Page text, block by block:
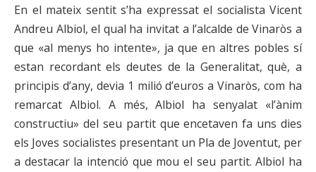
En el mateix sentit s’ha expressat el socialista Vicent
Andreu Albiol, el qual ha invitat a l’alcalde de Vinaròs a
que «al menys ho intente», ja que en altres pobles sí
estan recordant els deutes de la Generalitat, què, a
principis d’any, devia 1 milió d’euros a Vinaròs, com ha
remarcat Albiol. A més, Albiol ha senyalat «l’ànim
constructiu» del seu partit que encetaven fa uns dies
els Joves socialistes presentant un Pla de Joventut, per
a destacar la intenció que mou el seu partit. Albiol ha